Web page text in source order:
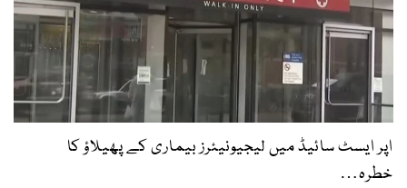
اپر ایسٹ سائیڈ میں لیجیونیئرز بیماری کے پھیلاؤ کا
خطرہ…